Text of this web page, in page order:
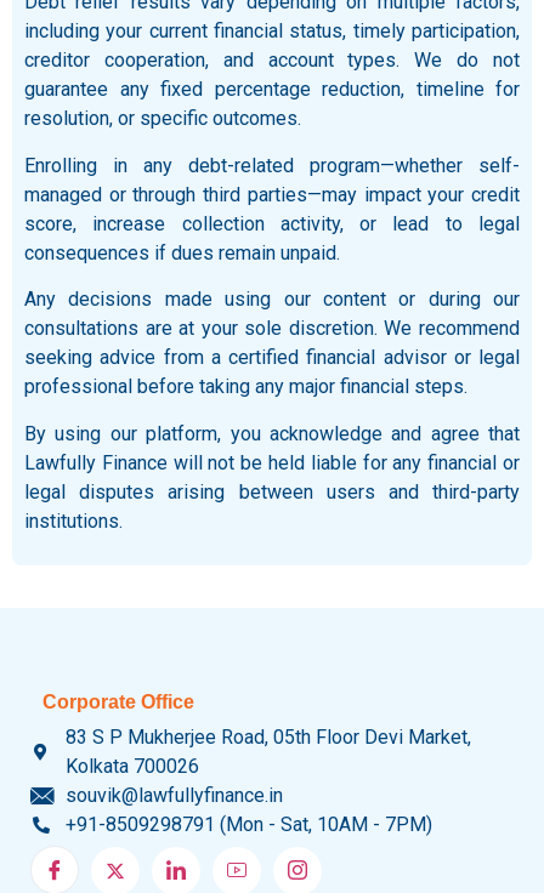
including your current financial status, timely participation,
creditor cooperation, and account types. We do not
guarantee any fixed percentage reduction, timeline for
resolution, or specific outcomes.
Enrolling in any debt-related program—whether self-
managed or through third parties—may impact your credit
score, increase collection activity, or lead to legal
consequences if dues remain unpaid.
Any decisions made using our content or during our
consultations are at your sole discretion. We recommend
seeking advice from a certified financial advisor or legal
professional before taking any major financial steps.
By using our platform, you acknowledge and agree that
Lawfully Finance will not be held liable for any financial or
legal disputes arising between users and third-party
institutions.
Corporate Office
83 S P Mukherjee Road, 05th Floor Devi Market,
Kolkata 700026
souvik@lawfullyfinance.in
+91-8509298791 (Mon - Sat, 10AM - 7PM)